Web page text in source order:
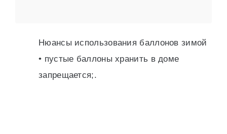
Нюансы использования баллонов зимой
• пустые баллоны хранить в доме
запрещается;.